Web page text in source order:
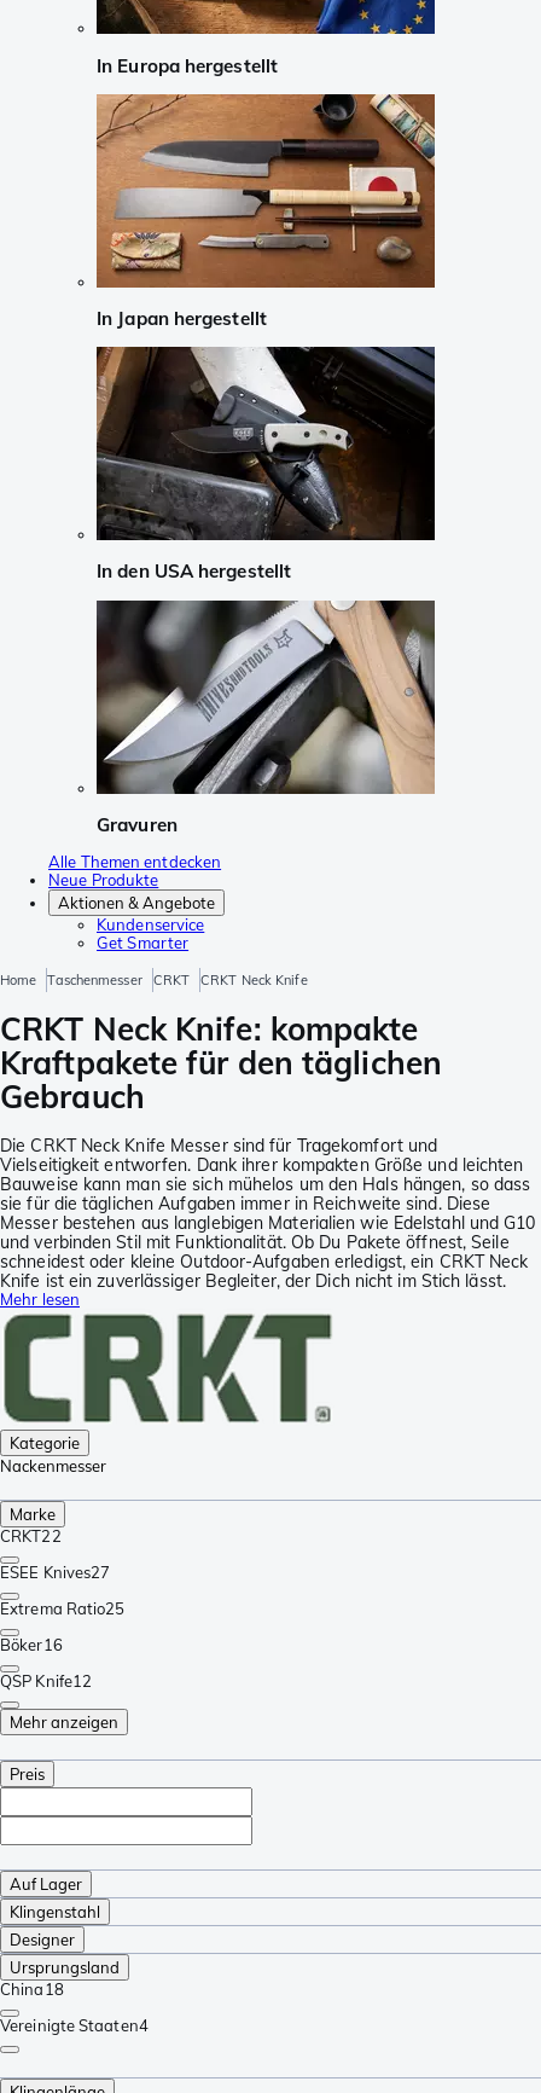
In Europa hergestellt
In Japan hergestellt
In den USA hergestellt
Gravuren
Alle Themen entdecken
Neue Produkte
Aktionen & Angebote
Kundenservice
Get Smarter
Home Taschenmesser CRKT CRKT Neck Knife
CRKT Neck Knife: kompakte
Kraftpakete für den täglichen
Gebrauch
Die CRKT Neck Knife Messer sind für Tragekomfort und
Vielseitigkeit entworfen. Dank ihrer kompakten Größe und leichten
Bauweise kann man sie sich mühelos um den Hals hängen, so dass
sie für die täglichen Aufgaben immer in Reichweite sind. Diese
Messer bestehen aus langlebigen Materialien wie Edelstahl und G10
und verbinden Stil mit Funktionalität. Ob Du Pakete öffnest, Seile
schneidest oder kleine Outdoor-Aufgaben erledigst, ein CRKT Neck
Knife ist ein zuverlässiger Begleiter, der Dich nicht im Stich lässt.
Mehr lesen
Kategorie
Nackenmesser
Marke
CRKT22
ESEE Knives27
Extrema Ratio25
Böker16
QSP Knife12
Mehr anzeigen
Preis
Auf Lager
Klingenstahl
Designer
Ursprungsland
China18
Vereinigte Staaten4